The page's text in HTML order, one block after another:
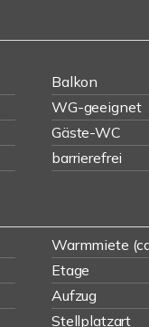
Balkon
WG-geeignet
Gäste-WC
barrierefrei
Warmmiete
Etage
Aufzug
Stellplatzart